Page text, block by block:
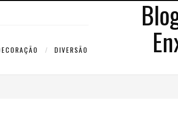
DIVERSÃO